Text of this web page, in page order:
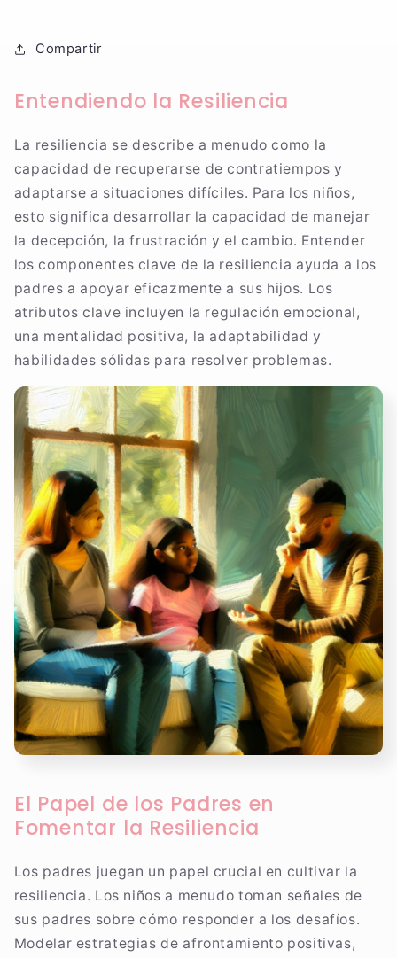
Compartir
Entendiendo la Resiliencia
La resiliencia se describe a menudo como la
capacidad de recuperarse de contratiempos y
adaptarse a situaciones difíciles. Para los niños,
esto significa desarrollar la capacidad de manejar
la decepción, la frustración y el cambio. Entender
los componentes clave de la resiliencia ayuda a los
padres a apoyar eficazmente a sus hijos. Los
atributos clave incluyen la regulación emocional,
una mentalidad positiva, la adaptabilidad y
habilidades sólidas para resolver problemas.
El Papel de los Padres en
Fomentar la Resiliencia
Los padres juegan un papel crucial en cultivar la
resiliencia. Los niños a menudo toman señales de
sus padres sobre cómo responder a los desafíos.
Modelar estrategias de afrontamiento positivas,